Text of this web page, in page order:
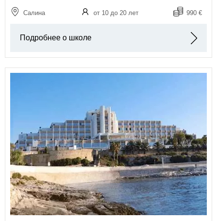
Салина от 10 до 20 лет 990 €
Подробнее о школе